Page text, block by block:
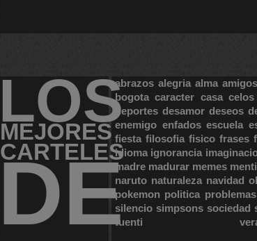
LOS
MEJORES
CARTELES
DE
abrazos alegria alma amigos
bogota caracter casa celos
deportes desamor deseos
enemigo enfados escuela
fiesta filosofia fisico frases
idioma ignorancia
madre madurar memes
naruto naturaleza navidad
pokemon politica problemas
silencio simpsons sociedad
tuenti